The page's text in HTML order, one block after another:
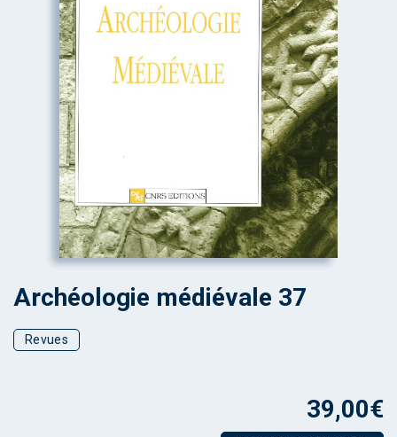
Archéologie médiévale 37
Revues
39,00€